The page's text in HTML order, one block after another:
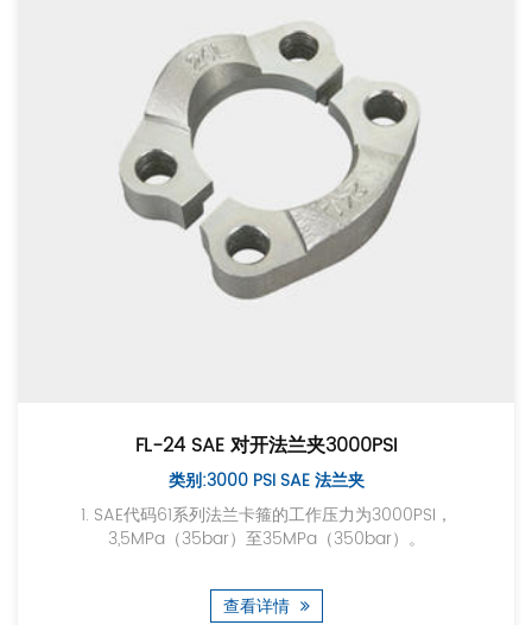
FL-24 SAE 对开法兰夹3000PSI
类别:3000 PSI SAE 法兰夹
1. SAE代码61系列法兰卡箍的工作压力为3000PSI，
3,5MPa（35bar）至35MPa（350bar）。
查看详情